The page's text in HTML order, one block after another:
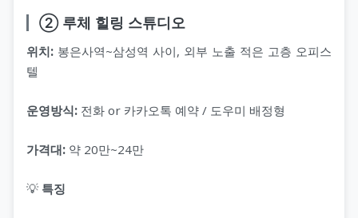
② 루체 힐링 스튜디오
위치: 봉은사역~삼성역 사이, 외부 노출 적은 고층 오피스
텔
운영방식: 전화 or 카카오톡 예약 / 도우미 배정형
가격대: 약 20만~24만
💡 특징